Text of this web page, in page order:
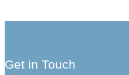
Get in Touch